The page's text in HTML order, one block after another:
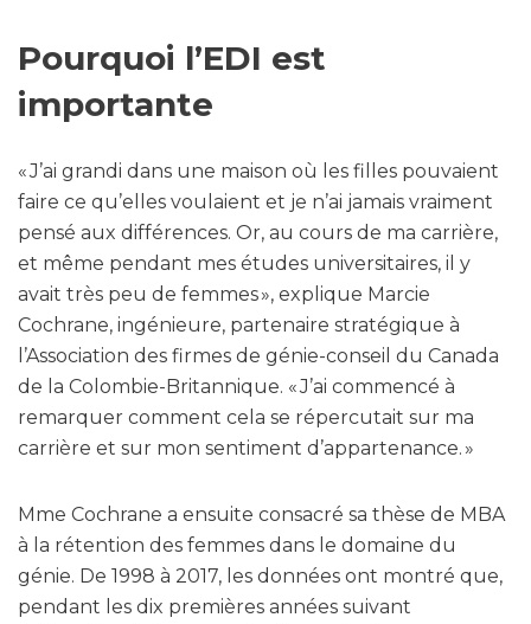
Pourquoi l’EDI est
importante
« J’ai grandi dans une maison où les filles pouvaient
faire ce qu’elles voulaient et je n’ai jamais vraiment
pensé aux différences. Or, au cours de ma carrière,
et même pendant mes études universitaires, il y
avait très peu de femmes », explique Marcie
Cochrane, ingénieure, partenaire stratégique à
l’Association des firmes de génie-conseil du Canada
de la Colombie-Britannique. « J’ai commencé à
remarquer comment cela se répercutait sur ma
carrière et sur mon sentiment d’appartenance. »
Mme Cochrane a ensuite consacré sa thèse de MBA
à la rétention des femmes dans le domaine du
génie. De 1998 à 2017, les données ont montré que,
pendant les dix premières années suivant